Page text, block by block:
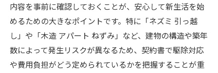
内容を事前に確認しておくことが、安心して新生活を始
めるための大きなポイントです。特に「ネズミ 引っ越
し」や「木造 アパート ねずみ」など、建物の構造や築年
数によって発生リスクが異なるため、契約書で駆除対応
や費用負担がどう定められているかを把握することが重